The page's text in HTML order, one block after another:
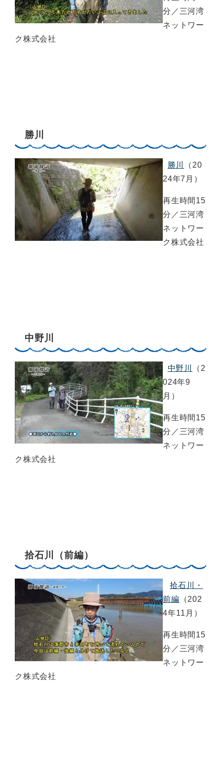
分／三河湾
ネットワー
ク株式会社
勝川
勝川
（20
24年7月）
再生時間15
分／三河湾
ネットワー
ク株式会社
中野川
中野川
（2
024年9
月）
再生時間15
分／三河湾
ネットワー
ク株式会社
拾石川（前編）
拾石川・
前編 （202
4年11月）
再生時間15
分／三河湾
ネットワー
ク株式会社